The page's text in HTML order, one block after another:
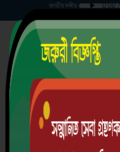
জাতীয় সঙ্গীত
রায়েন্দা সরকারি
শরণখোলা,